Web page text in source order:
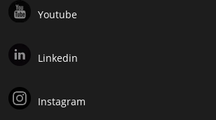
Youtube
Linkedin
Instagram